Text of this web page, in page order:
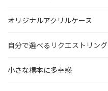
オリジナルアクリルケース
自分で選べるリクエストリング
小さな標本に多幸感